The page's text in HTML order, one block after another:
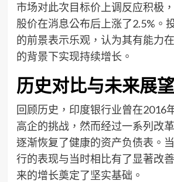
市场对此次目标价上调反应积极
股价在消息公布后上涨了2.5%。
的前景表示乐观，认为其有能力
的背景下实现持续增长。
历史对比与未来展望
回顾历史，印度银行业曾在2016
高企的挑战，然而经过一系列改
逐渐恢复了健康的资产负债表。
行的表现与当时相比有了显著改
来的增长奠定了坚实基础。